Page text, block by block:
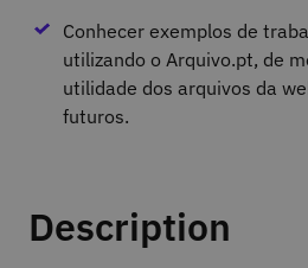
Conhecer exemplos de
utilizando o Arquivo.pt, de
utilidade dos arquivos da
futuros.
Description